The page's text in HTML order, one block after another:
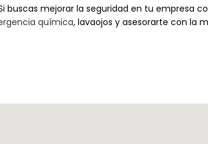
buscas mejorar la seguridad en tu empresa
química, lavaojos y asesorarte con la